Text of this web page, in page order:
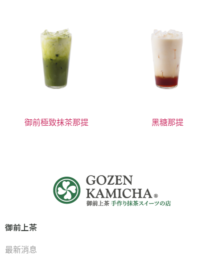
御前極致抹茶那提 黑糖那提
御前上茶
最新消息